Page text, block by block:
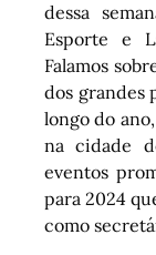
dessa
Esporte e
Falamos
dos grandes
longo do
na cidade
eventos
para 2024
como